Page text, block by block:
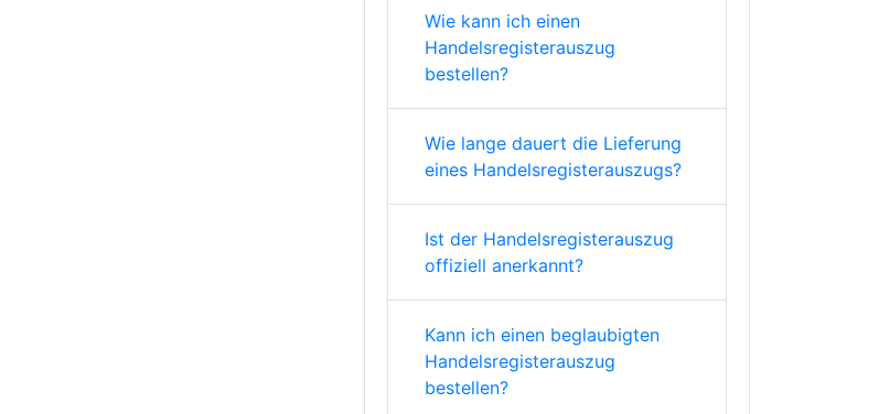
Wie kann ich einen
Handelsregisterauszug
bestellen?
Wie lange dauert die Lieferung
eines Handelsregisterauszugs?
Ist der Handelsregisterauszug
offiziell anerkannt?
Kann ich einen beglaubigten
Handelsregisterauszug
bestellen?